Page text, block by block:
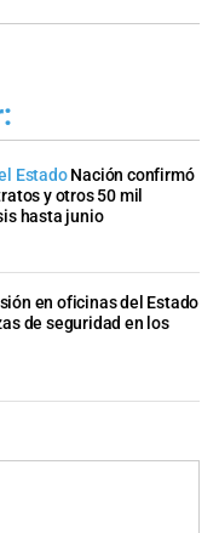
Estado Nación confirmó
y otros 50 mil
hasta junio
en oficinas del Estado
de seguridad en los